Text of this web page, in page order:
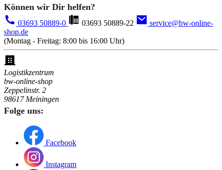
Können wir Dir helfen?
03693 50889-0 03693 50889-22
service@bw-online-
shop.de
(Montag - Freitag: 8:00 bis 16:00 Uhr)
Logistikzentrum
bw-online-shop
Zeppelinstr. 2
98617 Meiningen
Folge uns:
Facebook
Instagram